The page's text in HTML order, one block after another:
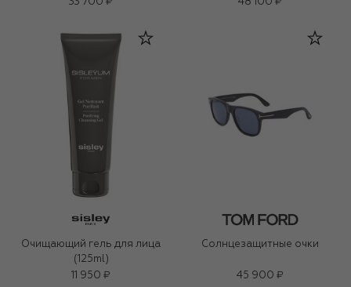
33 700 ₽ 48 100 ₽
Очищающий гель для лица
(125ml)
11 950 ₽
Солнцезащитные очки
45 900 ₽